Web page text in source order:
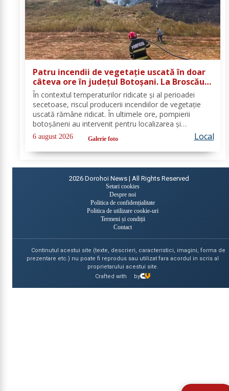
Patru incendii de vegetație uscată în doar
câteva ore în județul Botoșani. La Broscăuți
a ars un hectar de vegetație
În contextul temperaturilor ridicate și al perioadei
secetoase, riscul producerii incendiilor de vegetație
uscată rămâne ridicat. În ultimele ore, pompierii
botoșăneni au intervenit pentru localizarea și
lichidarea a patru incendii de vegetație uscată,
produse în următoarele localități: Broscăuți –...
6 august 2026 Galerie foto Local
2026 Dorohoi News | All Rights Reserved
Setari cookies
Despre noi
Politica de confidențialitate
Politica de utilizare cookie-uri
Termeni și condiții
Contact
Continutul acestui site (texte, descrieri, caracteristici, imagini, forma de
prezentare etc.) nu poate fi reprodus sau utilizat fara acordul in scris al
proprietarului acestui site.
Crafted with
by